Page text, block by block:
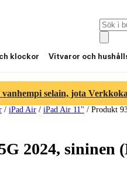
klockor Vitvaror och
vanhempi selain, jota
/ iPad Air / iPad Air 11" / Produkt
2024, sininen